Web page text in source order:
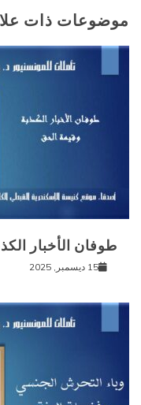
موضوعات ذات
طوفان الأخبار
15 ديسمبر, 2025